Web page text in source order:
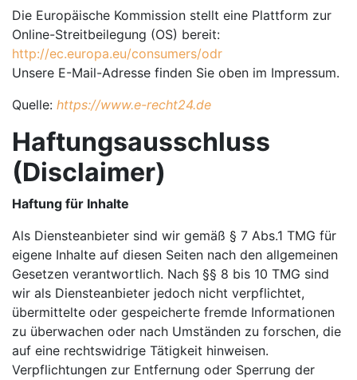
Die Europäische Kommission stellt eine Plattform zur
Online-Streitbeilegung (OS) bereit:
http://ec.europa.eu/consumers/odr
Unsere E-Mail-Adresse finden Sie oben im Impressum.
Quelle: https://www.e-recht24.de
Haftungsausschluss
(Disclaimer)
Haftung für Inhalte
Als Diensteanbieter sind wir gemäß § 7 Abs.1 TMG für
eigene Inhalte auf diesen Seiten nach den allgemeinen
Gesetzen verantwortlich. Nach §§ 8 bis 10 TMG sind
wir als Diensteanbieter jedoch nicht verpflichtet,
übermittelte oder gespeicherte fremde Informationen
zu überwachen oder nach Umständen zu forschen, die
auf eine rechtswidrige Tätigkeit hinweisen.
Verpflichtungen zur Entfernung oder Sperrung der